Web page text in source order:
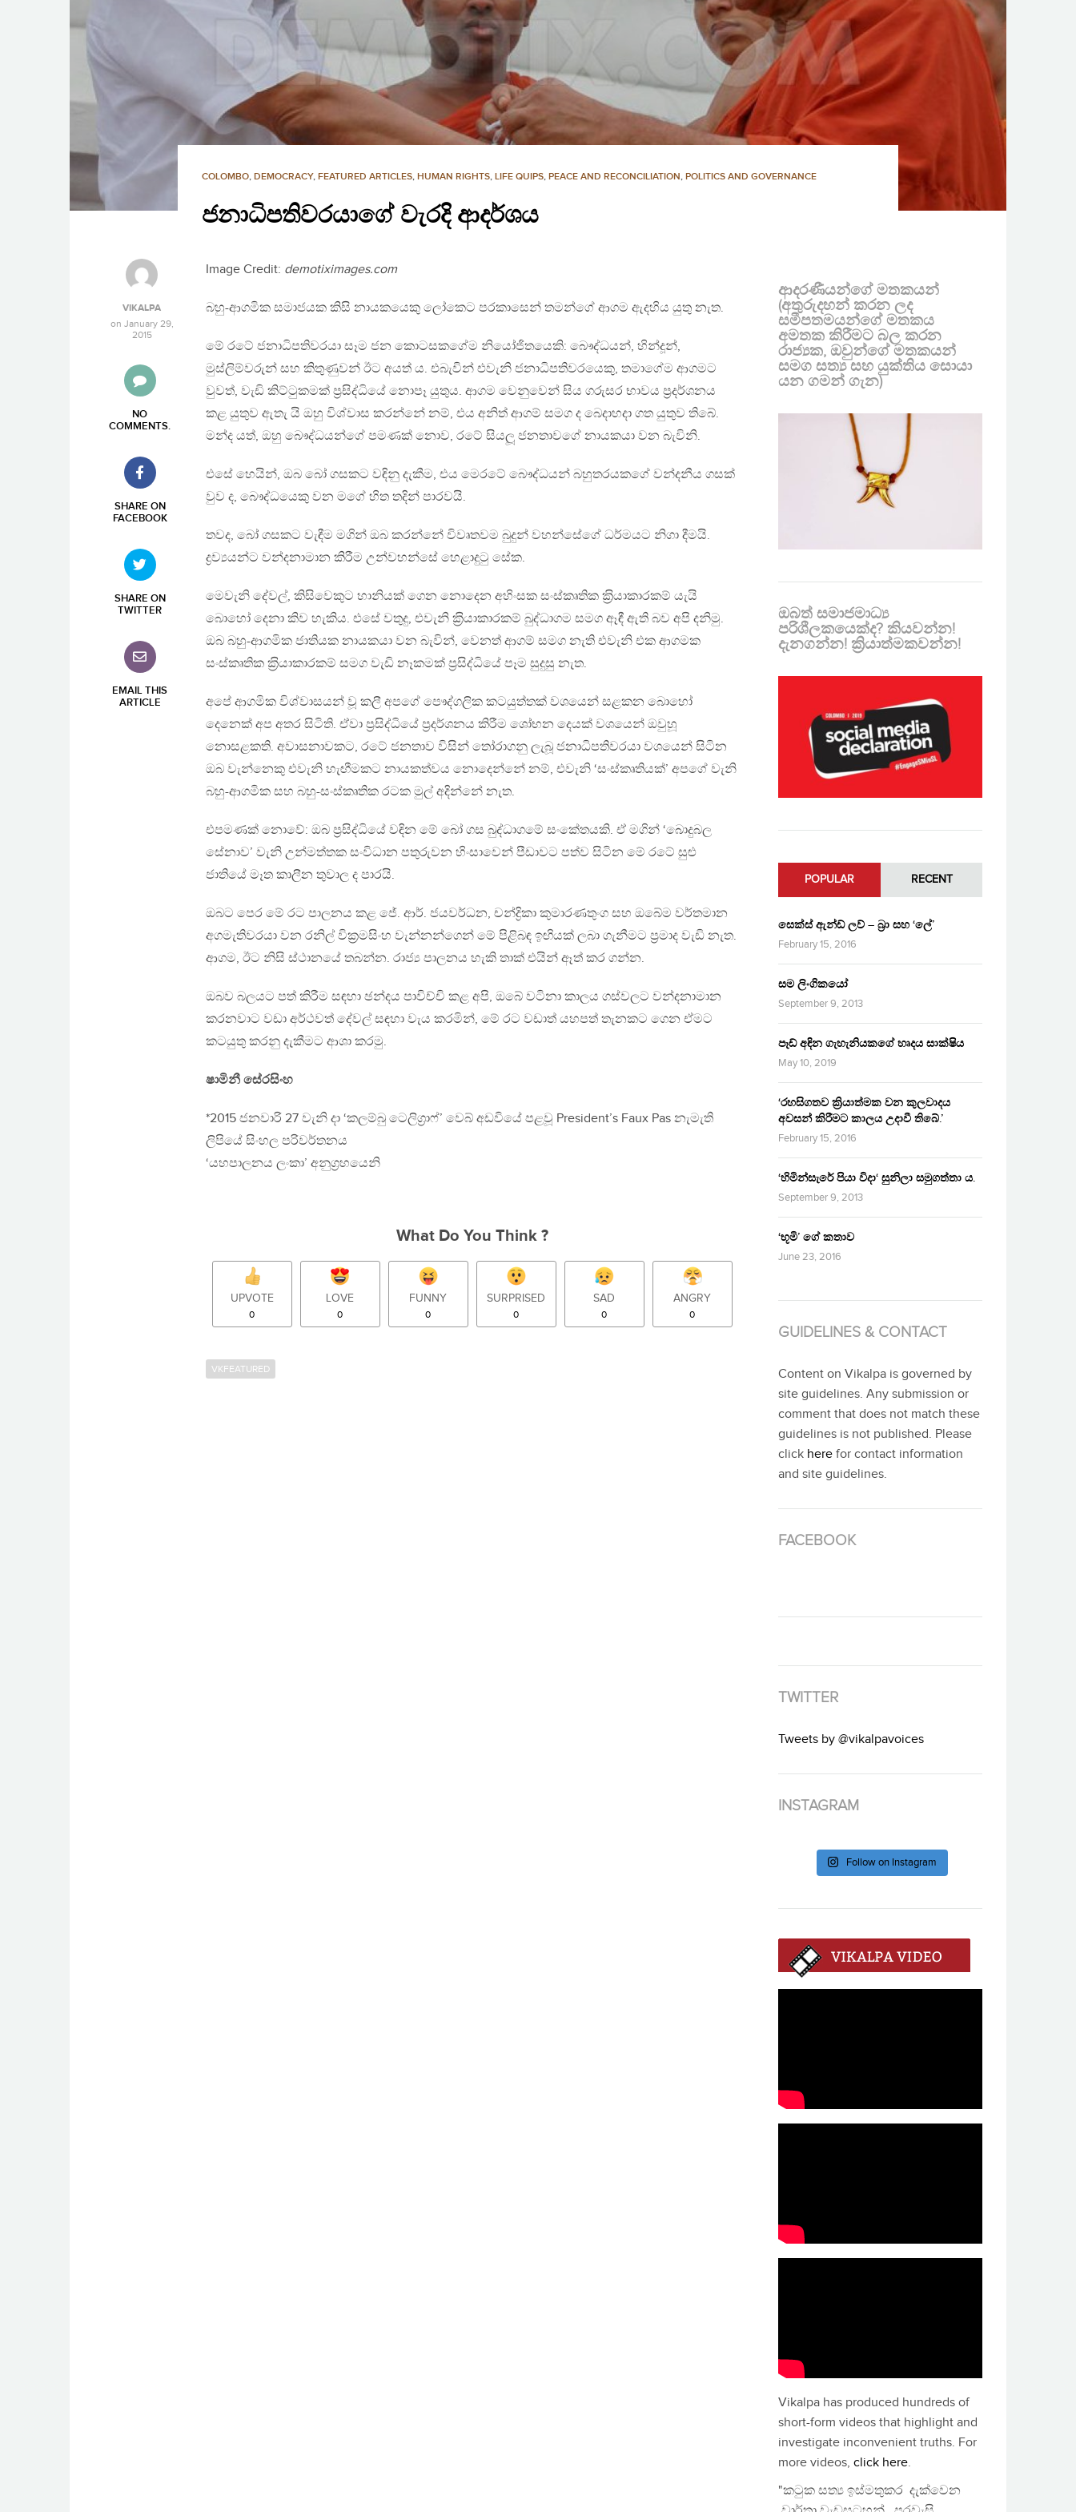
COLOMBO, DEMOCRACY, FEATURED ARTICLES, HUMAN RIGHTS, LIFE QUIPS, PEACE AND RECONCILIATION, POLITICS AND GOVERNANCE
ජනාධිපතිවරයාගේ වැරදි ආදර්ශය
VIKALPA
on January 29,
2015
NO
COMMENTS.
SHARE ON
FACEBOOK
SHARE ON
TWITTER
EMAIL THIS
ARTICLE
Image Credit: demotiximages.com
බහු-ආගමික සමාජයක කිසි නායකයෙකු ලෝකෙට පරකාසෙන් තමන්ගේ ආගම ඇදහිය යුතු නැත.
මේ රටේ ජනාධිපතිවරයා සෑම ජන කොටසකගේම නියෝජිතයෙකි: බෞද්ධයන්, හින්දූන්,
මුස්ලිම්වරුන් සහ කිතුණුවන් ඊට අයත් ය. එබැවින් එවැනි ජනාධිපතිවරයෙකු, තමාගේම ආගමට
වුවත්, වැඩි කිට්ටුකමක් ප‍්‍රසිද්ධියේ නොපෑ යුතුය. ආගම වෙනුවෙන් සිය ගරුසර භාවය ප‍්‍රදර්ශනය
කළ යුතුව ඇතැ යි ඔහු විශ්වාස කරන්නේ නම්, එය අනිත් ආගම් සමග ද බෙදාහදා ගත යුතුව තිබේ.
මන්ද යත්, ඔහු බෞද්ධයන්ගේ පමණක් නොව, රටේ සියලූ ජනතාවගේ නායකයා වන බැවිනි.
එසේ හෙයින්, ඔබ බෝ ගසකට වඳිනු දැකීම, එය මෙරටේ බෞද්ධයන් බහුතරයකගේ වන්දනීය ගසක්
වුව ද, බෞද්ධයෙකු වන මගේ හිත තදින් පාරවයි.
තවද, බෝ ගසකට වැඳීම මගින් ඔබ කරන්නේ විවෘතවම බුදුන් වහන්සේගේ ධර්මයට නිගා දීමයි.
ද්‍රව්‍යයන්ට වන්දනාමාන කිරීම උන්වහන්සේ හෙළාදුටු සේක.
මෙවැනි දේවල්, කිසිවෙකුට හානියක් ගෙන නොදෙන අහිංසක සංස්කෘතික ක‍්‍රියාකාරකම් යැයි
බොහෝ දෙනා කිව හැකිය. එසේ වතුදු, එවැනි ක‍්‍රියාකාරකම් බුද්ධාගම සමග ඈඳී ඇති බව අපි දනිමු.
ඔබ බහු-ආගමික ජාතියක නායකයා වන බැවින්, වෙනත් ආගම් සමග නැති එවැනි එක ආගමක
සංස්කෘතික ක‍්‍රියාකාරකම් සමග වැඩි නෑකමක් ප‍්‍රසිද්ධියේ පෑම සුදුසු නැත.
අපේ ආගමික විශ්වාසයන් වූ කලී අපගේ පෞද්ගලික කටයුත්තක් වශයෙන් සළකන බොහෝ
දෙනෙක් අප අතර සිටිති. ඒවා ප‍්‍රසිද්ධියේ ප‍්‍රදර්ශනය කිරීම ශෝභන දෙයක් වශයෙන් ඔවුහූ
නොසළකති. අවාසනාවකට, රටේ ජනතාව විසින් තෝරාගනු ලැබූ ජනාධිපතිවරයා වශයෙන් සිටින
ඔබ වැන්නෙකු එවැනි හැඟීමකට නායකත්වය නොදෙන්නේ නම්, එවැනි ‘සංස්කෘතියක්’ අපගේ වැනි
බහු-ආගමික සහ බහු-සංස්කෘතික රටක මුල් අදින්නේ නැත.
එපමණක් නොවේ: ඔබ ප‍්‍රසිද්ධියේ වඳින මේ බෝ ගස බුද්ධාගමේ සංකේතයකි. ඒ මගින් ‘බොදුබල
සේනාව’ වැනි උන්මත්තක සංවිධාන පතුරුවන හිංසාවෙන් පීඩාවට පත්ව සිටින මේ රටේ සුළු
ජාතියේ මෑත කාලීන තුවාල ද පාරයි.
ඔබට පෙර මේ රට පාලනය කළ ජේ. ආර්. ජයවර්ධන, චන්ද්‍රිකා කුමාරණතුංග සහ ඔබේම වර්තමාන
අගමැතිවරයා වන රනිල් වික‍්‍රමසිංහ වැන්නන්ගෙන් මේ පිළිබඳ ඉඟියක් ලබා ගැනීමට ප‍්‍රමාද වැඩි නැත.
ආගම, ඊට නිසි ස්ථානයේ තබන්න. රාජ්‍ය පාලනය හැකි තාක් එයින් ඈත් කර ගන්න.
ඔබව බලයට පත් කිරීම සඳහා ඡන්දය පාවිච්චි කළ අපි, ඔබේ වටිනා කාලය ගස්වලට වන්දනාමාන
කරනවාට වඩා අර්ථවත් දේවල් සඳහා වැය කරමින්, මේ රට වඩාත් යහපත් තැනකට ගෙන ඒමට
කටයුතු කරනු දැකීමට ආශා කරමු.
ෂාමිනී සේරසිංහ
*2015 ජනවාරි 27 වැනි දා ‘කලම්බු ටෙලිග‍්‍රාෆ්’ වෙබ් අඩවියේ පළවූ President’s Faux Pas නැමැති
ලිපියේ සිංහල පරිවර්තනය
‘යහපාලනය ලංකා’ අනුග‍්‍රහයෙනි
What Do You Think ?
UPVOTE
0
LOVE
0
FUNNY
0
SURPRISED
0
SAD
0
ANGRY
0
VKFEATURED
ආදරණීයන්ගේ මතකයන්
(අතුරුදහන් කරන ලද
සමීපතමයන්ගේ මතකය
අමතක කිරීමට බල කරන
රාජ්‍යක, ඔවුන්ගේ මතකයන්
සමග සත්‍ය සහ යුක්තිය සොයා
යන ගමන් ගැන)
ඔබත් සමාජමාධ්‍ය
පරිශීලකයෙක්ද? කියවන්න!
දැනගන්න! ක්‍රියාත්මකවන්න!
POPULAR RECENT
සෙක්ස් ඇන්ඩ් ලව් – බ්‍රා සහ ‘ලේ’
February 15, 2016
සම ලිංගිකයෝ
September 9, 2013
පෑඩ් අඳින ගැහැනියකගේ හෘදය සාක්ෂිය
May 10, 2019
‘රහසිගතව ක්‍රියාත්මක වන කුලවාදය
අවසන් කිරීමට කාලය උදාවී තිබේ.’
February 15, 2016
‘හිමින්සැරේ පියා විදා‘ සුනිලා සමුගත්තා ය.
September 9, 2013
‘භූමි’ ගේ කතාව
June 23, 2016
GUIDELINES & CONTACT
Content on Vikalpa is governed by
site guidelines. Any submission or
comment that does not match these
guidelines is not published. Please
click here for contact information
and site guidelines.
FACEBOOK
TWITTER
Tweets by @vikalpavoices
INSTAGRAM
Follow on Instagram
Vikalpa has produced hundreds of
short-form videos that highlight and
investigate inconvenient truths. For
more videos, click here.
"කටුක සත්‍ය ඉස්මතුකර දැක්වෙන